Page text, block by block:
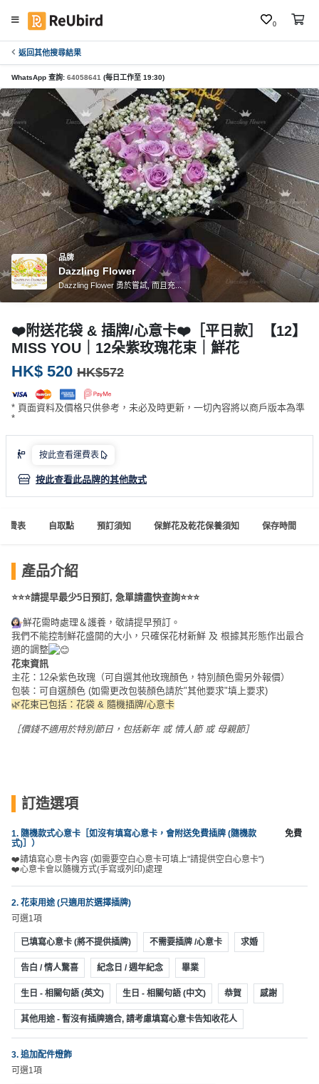
0
返回其他搜尋結果
WhatsApp 查詢: 64058641 (每日工作至 19:30)
繁
中
E
N
登
入
註
冊
服
務
產
品
類
r
t
y
o
m
到
美
食
特
色
蛋
糕
及
花
藝
禮
品
製
物
場
地
佈
置
品
類
型
搞
r
t
朋
友
聚
會
慶
拍
拖
企
業
公
司
活
動
婚
禮
親
子
活
活
攻
略
活
動
攻
略
會
員
計
劃
會
社
夾
時
間
神
情
侶
心
願
清
單
聯
關
品牌
Dazzling Flower
Dazzling Flower 勇於嘗試, 而且充...
❤️附送花袋 & 插牌/心意卡❤️［平日款］【12】
MISS YOU｜12朵紫玫瑰花束｜鮮花
HK$ 520 HK$572
* 頁面資料及價格只供參考，未必及時更新，一切內容將以商戶版本為準
*
按此查看運費表
按此查看此品牌的其他款式
運費表 自取點 預訂須知 保鮮花及乾花保養須知 保存時間
產品介紹
⭐⭐⭐請提早最少5日預訂, 急單請盡快查詢⭐⭐⭐
鮮花需時處理＆護養，敬請提早預訂。
我們不能控制鮮花盛開的大小，只確保花材新鮮 及 根據其形態作出最合
適的調整
花束資訊
主花：12朵紫色玫瑰（可自選其他玫瑰顏色，特別顏色需另外報價）
包裝：可自選顏色 (如需更改包裝顏色請於"其他要求"填上要求)
🌿花束已包括：花袋 & 隨機插牌/心意卡
［價錢不適用於特別節日，包括新年 或 情人節 或 母親節］
訂造選項
1. 隨機款式心意卡［如沒有填寫心意卡，會附送免費插牌 (隨機款
式)］）
❤️請填寫心意卡內容 (如需要空白心意卡可填上"請提供空白心意卡")
❤️心意卡會以隨機方式(手寫或列印)處理
免費
2. 花束用途 (只適用於選擇插牌)
可選1項
已填寫心意卡 (將不提供插牌) 不需要插牌 /心意卡 求婚
告白 / 情人驚喜 紀念日 / 週年紀念 畢業
生日 - 相關句語 (英文) 生日 - 相關句語 (中文) 恭賀 感謝
其他用途 - 暫沒有插牌適合, 請考慮填寫心意卡告知收花人
3. 追加配件燈飾
可選1項